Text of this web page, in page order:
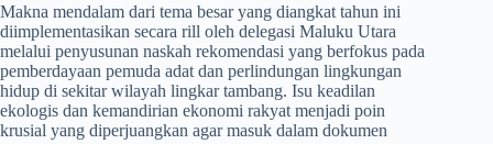
​Makna mendalam dari tema besar yang diangkat tahun ini
diimplementasikan secara rill oleh delegasi Maluku Utara
melalui penyusunan naskah rekomendasi yang berfokus pada
pemberdayaan pemuda adat dan perlindungan lingkungan
hidup di sekitar wilayah lingkar tambang. Isu keadilan
ekologis dan kemandirian ekonomi rakyat menjadi poin
krusial yang diperjuangkan agar masuk dalam dokumen